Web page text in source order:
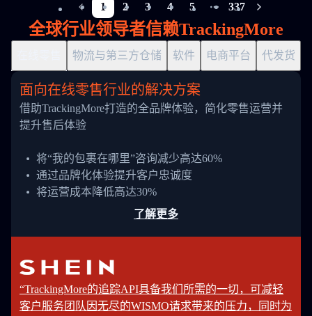
1 2 3 4 5
More pages
337
全球行业领导者信赖TrackingMore
物流与第三方仓储 软件 电商平台 代发货
面向在线零售行业的解决方案
借助TrackingMore打造的全品牌体验，简化零售运营并
提升售后体验
将“我的包裹在哪里”咨询减少高达60%
通过品牌化体验提升客户忠诚度
将运营成本降低高达30%
了解更多
“TrackingMore的追踪API具备我们所需的一切，可减轻
客户服务团队因无尽的WISMO请求带来的压力，同时为